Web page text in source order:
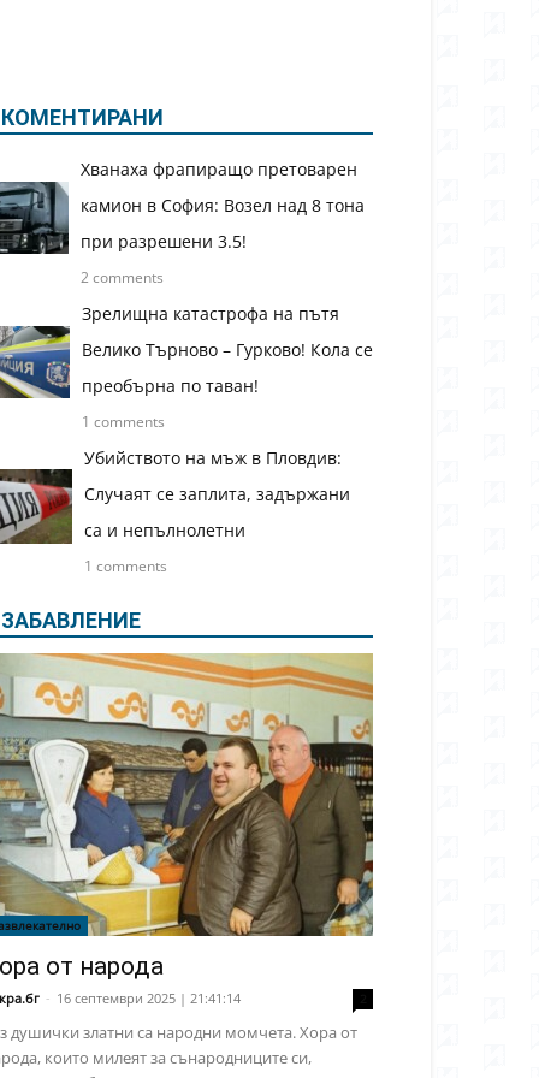
КОМЕНТИРАНИ
Хванаха фрапиращо претоварен
камион в София: Возел над 8 тона
при разрешени 3.5!
2 comments
Зрелищна катастрофа на пътя
Велико Търново – Гурково! Кола се
преобърна по таван!
1 comments
Убийството на мъж в Пловдив:
Случаят се заплита, задържани
са и непълнолетни
1 comments
ЗАБАВЛЕНИЕ
от народа
- 16 септември 2025 | 21:41:14
душички златни са народни момчета. Хора от
които милеят за сънародниците си,